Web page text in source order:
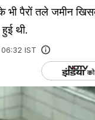
पैरों तले जमीन
थी.
IST